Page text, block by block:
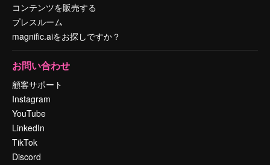
コンテンツを販売する
プレスルーム
magnific.aiをお探しですか？
お問い合わせ
顧客サポート
Instagram
YouTube
LinkedIn
TikTok
Discord